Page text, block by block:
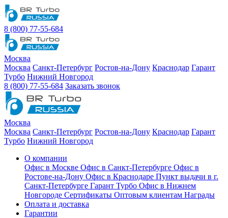
8 (800) 77-55-684
Москва
Москва Санкт-Петербург Ростов-на-Дону Краснодар Гарант
Турбо Нижний Новгород
8 (800) 77-55-684 Заказать звонок
Москва
Москва Санкт-Петербург Ростов-на-Дону Краснодар Гарант
Турбо Нижний Новгород
О компании
Офис в Москве Офис в Санкт-Петербурге Офис в
Ростове-на-Дону Офис в Краснодаре Пункт выдачи в г.
Санкт-Петербурге Гарант Турбо Офис в Нижнем
Новгороде Сертификаты Оптовым клиентам Награды
Оплата и доставка
Гарантии